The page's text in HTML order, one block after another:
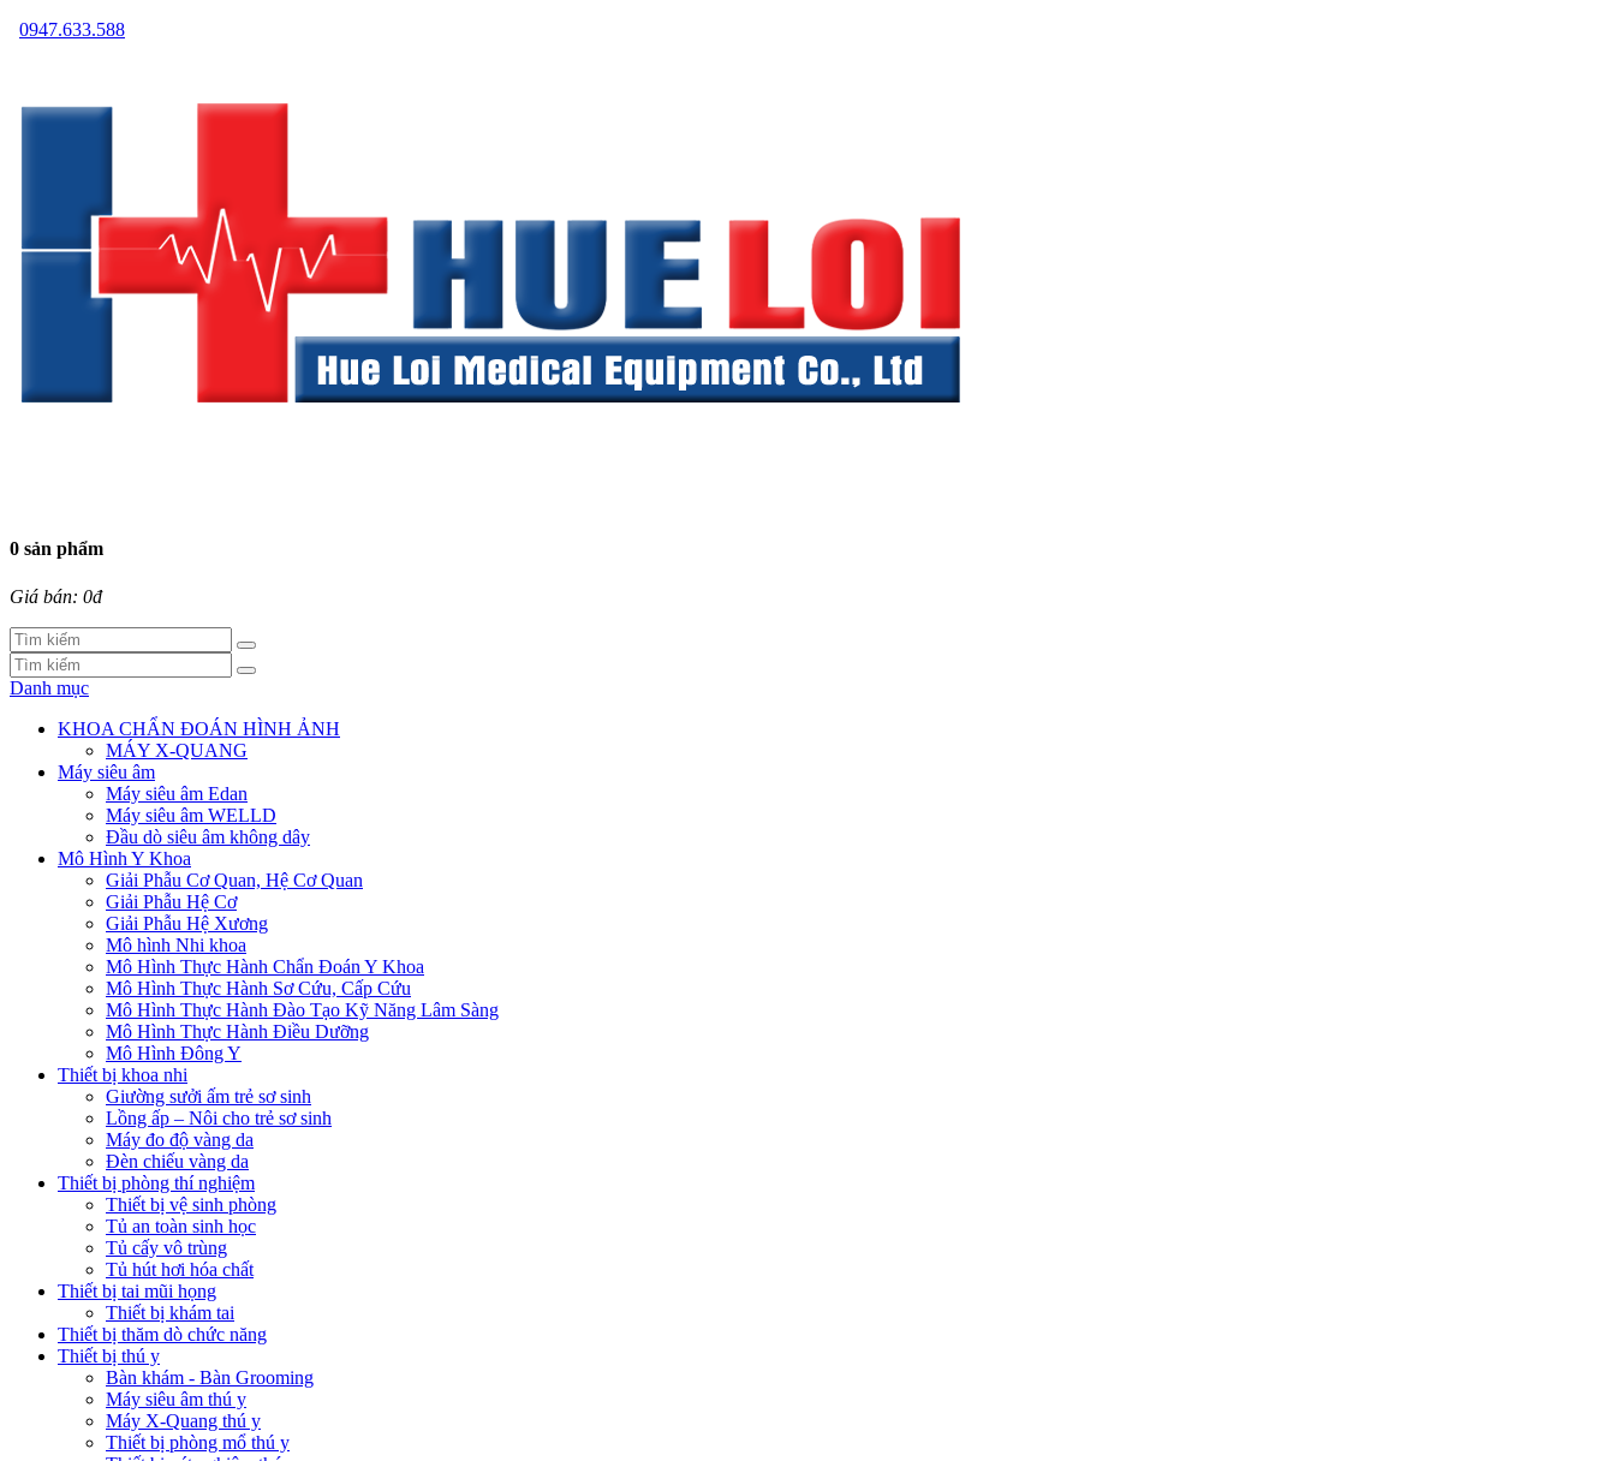
0947.633.588
0 sản phẩm
Giá bán: 0đ
Danh mục
KHOA CHẨN ĐOÁN HÌNH ẢNH
MÁY X-QUANG
Máy siêu âm
Máy siêu âm Edan
Máy siêu âm WELLD
Đầu dò siêu âm không dây
Mô Hình Y Khoa
Giải Phẫu Cơ Quan, Hệ Cơ Quan
Giải Phẫu Hệ Cơ
Giải Phẫu Hệ Xương
Mô hình Nhi khoa
Mô Hình Thực Hành Chẩn Đoán Y Khoa
Mô Hình Thực Hành Sơ Cứu, Cấp Cứu
Mô Hình Thực Hành Đào Tạo Kỹ Năng Lâm Sàng
Mô Hình Thực Hành Điều Dưỡng
Mô Hình Đông Y
Thiết bị khoa nhi
Giường sưởi ấm trẻ sơ sinh
Lồng ấp – Nôi cho trẻ sơ sinh
Máy đo độ vàng da
Đèn chiếu vàng da
Thiết bị phòng thí nghiệm
Thiết bị vệ sinh phòng
Tủ an toàn sinh học
Tủ cấy vô trùng
Tủ hút hơi hóa chất
Thiết bị tai mũi họng
Thiết bị khám tai
Thiết bị thăm dò chức năng
Thiết bị thú y
Bàn khám - Bàn Grooming
Máy siêu âm thú y
Máy X-Quang thú y
Thiết bị phòng mổ thú y